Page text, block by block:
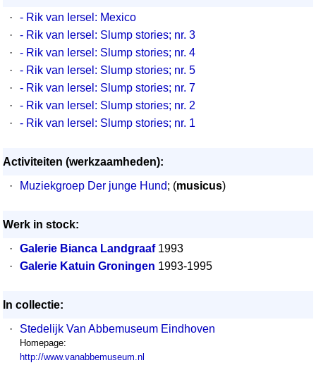
·
- Rik van Iersel: Mexico
·
- Rik van Iersel: Slump stories; nr. 3
·
- Rik van Iersel: Slump stories; nr. 4
·
- Rik van Iersel: Slump stories; nr. 5
·
- Rik van Iersel: Slump stories; nr. 7
·
- Rik van Iersel: Slump stories; nr. 2
·
- Rik van Iersel: Slump stories; nr. 1
Activiteiten (werkzaamheden):
·
Muziekgroep Der junge Hund; (musicus)
Werk in stock:
·
Galerie Bianca Landgraaf1993
·
Galerie Katuin Groningen 1993-1995
In collectie:
·
Stedelijk Van Abbemuseum Eindhoven
Homepage:
http://www.vanabbemuseum.nl